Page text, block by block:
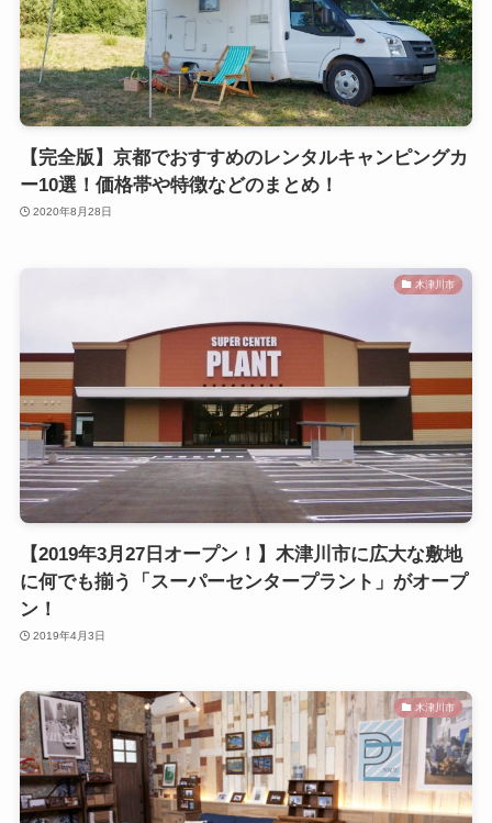
【完全版】京都でおすすめのレンタルキャンピングカ
ー10選！価格帯や特徴などのまとめ！
2020年8月28日
木津川市
【2019年3月27日オープン！】木津川市に広大な敷地
に何でも揃う「スーパーセンタープラント」がオープ
ン！
2019年4月3日
木津川市